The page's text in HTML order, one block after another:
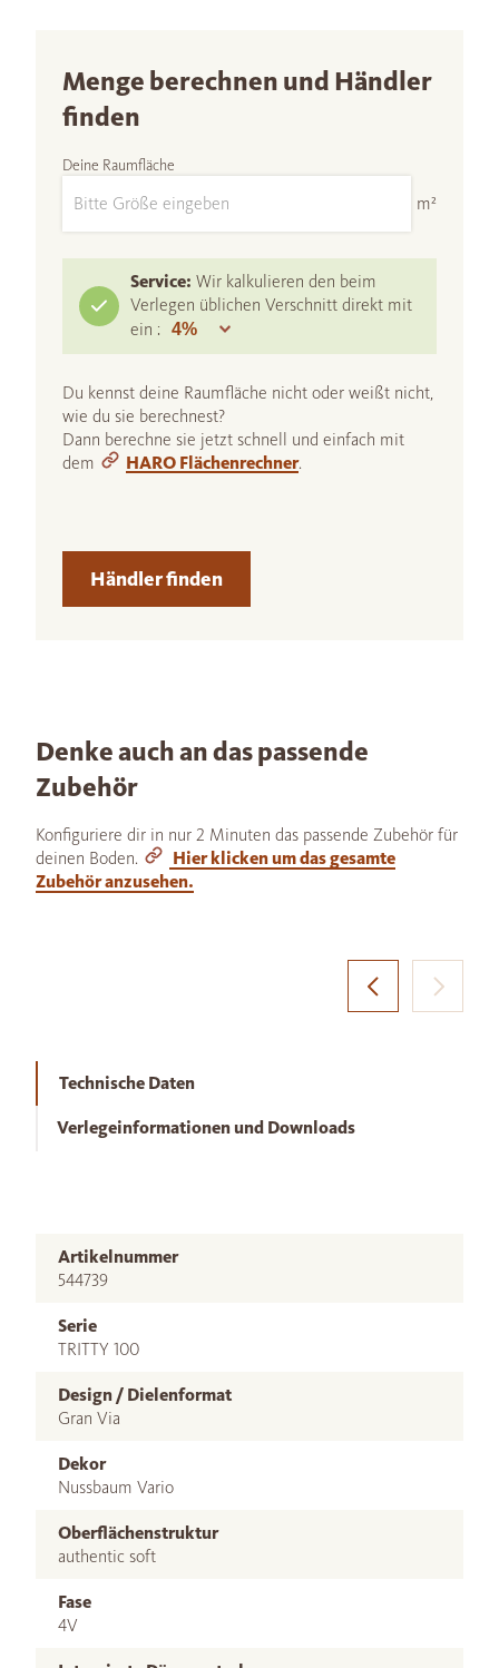
Menge berechnen und Händler
finden
Deine Raumfläche
m²
Service: Wir kalkulieren den beim
Verlegen üblichen Verschnitt direkt mit
ein :
Du kennst deine Raumfläche nicht oder weißt nicht,
wie du sie berechnest?
Dann berechne sie jetzt schnell und einfach mit
dem
HARO Flächenrechner.
Händler finden
Denke auch an das passende
Zubehör
Konfiguriere dir in nur 2 Minuten das passende Zubehör für
deinen Boden.
Hier klicken um das gesamte
Zubehör anzusehen.
Technische Daten
Verlegeinformationen und Downloads
Artikelnummer
544739
Serie
TRITTY 100
Design / Dielenformat
Gran Via
Dekor
Nussbaum Vario
Oberflächenstruktur
authentic soft
Fase
4V